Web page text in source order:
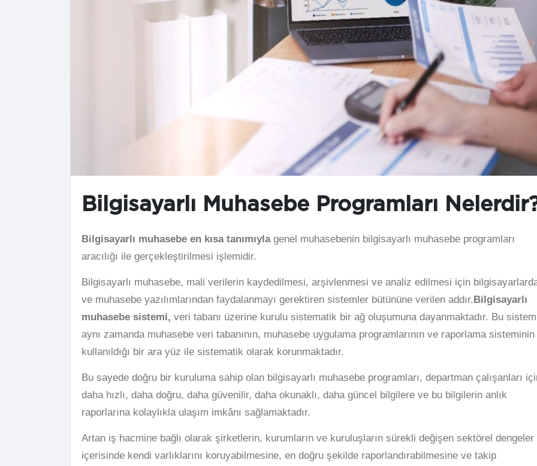
Bilgisayarlı Muhasebe Programları
Bilgisayarlı muhasebe en kısa tanımıylagenel muhasebenin bilgisayarlı muhasebe programları
aracılığı ile gerçekleştirilmesi işlemidir.
Bilgisayarlı muhasebe, mali verilerin kaydedilmesi, arşivlenmesi ve analiz edilmesi için
ve muhasebe yazılımlarından faydalanmayı gerektiren sistemler bütününe verilen addır. Bilgisayarlı
muhasebe sistemi, veri tabanı üzerine kurulu sistematik bir ağ oluşumuna dayanmaktadır. Bu sistem
aynı zamanda muhasebe veri tabanının, muhasebe uygulama programlarının ve raporlama sisteminin
kullanıldığı bir ara yüz ile sistematik olarak korunmaktadır.
Bu sayede doğru bir kuruluma sahip olan bilgisayarlı muhasebe programları, departman çalışanları
daha hızlı, daha doğru, daha güvenilir, daha okunaklı, daha güncel bilgilere ve bu bilgilerin anlık
raporlarına kolaylıkla ulaşım imkânı sağlamaktadır.
Artan iş hacmine bağlı olarak şirketlerin, kurumların ve kuruluşların sürekli değişen sektörel dengeler
içerisinde kendi varlıklarını koruyabilmesine, en doğru şekilde raporlandırabilmesine ve takip